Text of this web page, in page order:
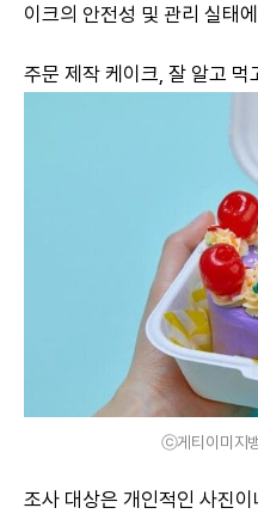
이크의 안전성 및 관리 실태
주문 제작 케이크, 잘 알고 먹
ⓒ게티이미지
조사 대상은 개인적인 사진